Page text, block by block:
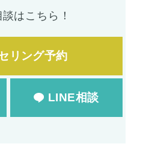
はこちら！
リング予約
LINE相談